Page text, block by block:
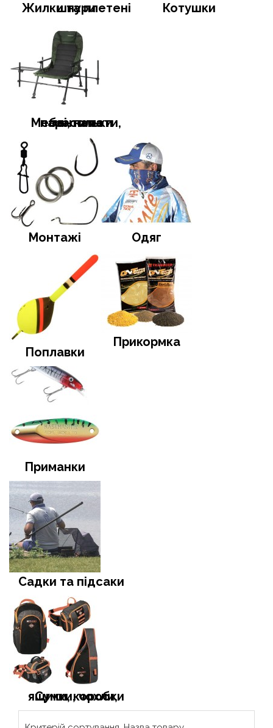
Жилки та плетені шнури Котушки
Меблі, намети, тенти та парасольки
Монтажі Одяг
Поплавки
Прикормка
Приманки
Садки та підсаки
Сумки, чохли, ящики, коробки